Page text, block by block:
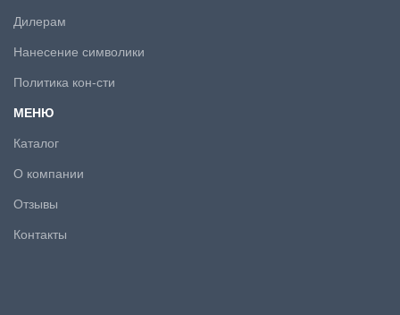
Дилерам
Нанесение символики
Политика кон-сти
МЕНЮ
Каталог
О компании
Отзывы
Контакты